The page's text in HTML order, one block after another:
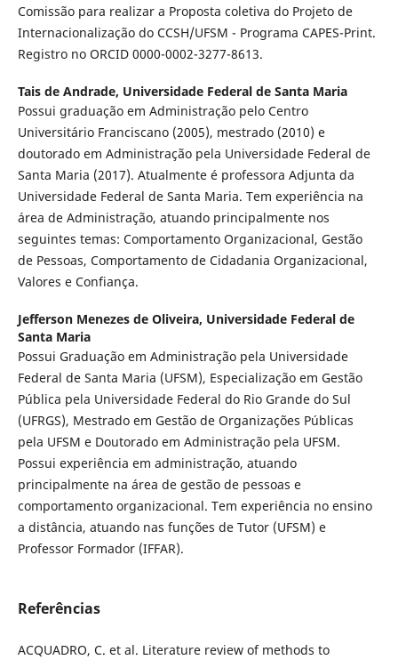
Comissão para realizar a Proposta coletiva do Projeto de
Internacionalização do CCSH/UFSM - Programa CAPES-Print.
Registro no ORCID 0000-0002-3277-8613.
Tais de Andrade, Universidade Federal de Santa Maria
Possui graduação em Administração pelo Centro
Universitário Franciscano (2005), mestrado (2010) e
doutorado em Administração pela Universidade Federal de
Santa Maria (2017). Atualmente é professora Adjunta da
Universidade Federal de Santa Maria. Tem experiência na
área de Administração, atuando principalmente nos
seguintes temas: Comportamento Organizacional, Gestão
de Pessoas, Comportamento de Cidadania Organizacional,
Valores e Confiança.
Jefferson Menezes de Oliveira, Universidade Federal de
Santa Maria
Possui Graduação em Administração pela Universidade
Federal de Santa Maria (UFSM), Especialização em Gestão
Pública pela Universidade Federal do Rio Grande do Sul
(UFRGS), Mestrado em Gestão de Organizações Públicas
pela UFSM e Doutorado em Administração pela UFSM.
Possui experiência em administração, atuando
principalmente na área de gestão de pessoas e
comportamento organizacional. Tem experiência no ensino
a distância, atuando nas funções de Tutor (UFSM) e
Professor Formador (IFFAR).
Referências
ACQUADRO, C. et al. Literature review of methods to